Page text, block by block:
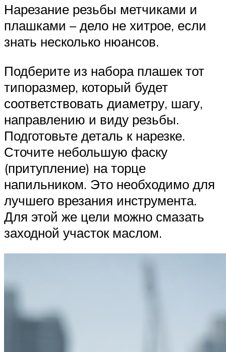
Нарезание резьбы метчиками и
плашками – дело не хитрое, если
знать несколько нюансов.
Подберите из набора плашек тот
типоразмер, который будет
соответствовать диаметру, шагу,
направлению и виду резьбы.
Подготовьте деталь к нарезке.
Сточите небольшую фаску
(притупление) на торце
напильником. Это необходимо для
лучшего врезания инструмента.
Для этой же цели можно смазать
заходной участок маслом.